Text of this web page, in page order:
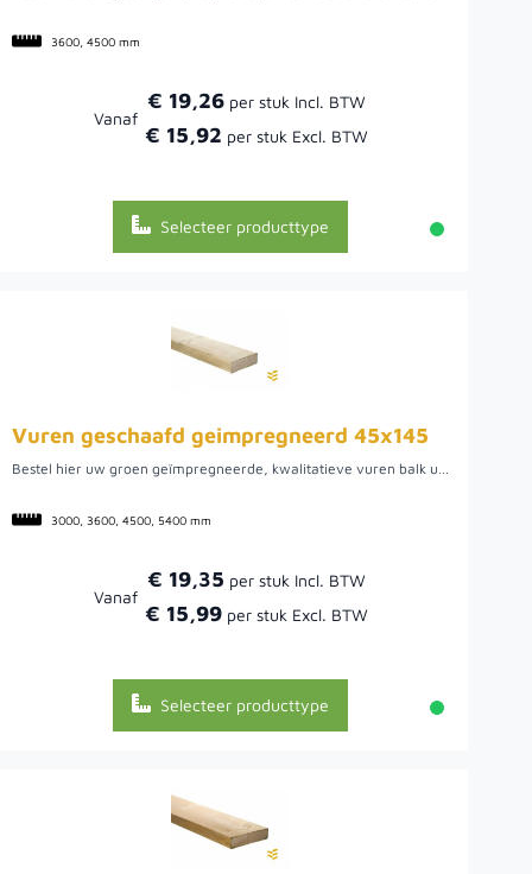
3600, 4500 mm
Vanaf
€ 19,26
€ 15,92
Selecteer producttype
Vuren geschaafd geimpregneerd 45x145
Bestel hier uw groen geïmpregneerde, kwalitatieve vuren balk uit Noord-Europa. We hebben een ruime voorraad in diverse lengtes. Het ruime assortiment maakt het mogelijk om de verschillende lengtes te combineren om een optimaal zaagrendement te behalen. Doordat het vurenhout uit Noord-Europa komt, is het van een mooie kwaliteit. Hier kan het hout namelijk rustig groeien wat uiteindelijk een rustige en stabiele balk oplevert.
3000, 3600, 4500, 5400 mm
Vanaf
€ 19,35
€ 15,99
Selecteer producttype